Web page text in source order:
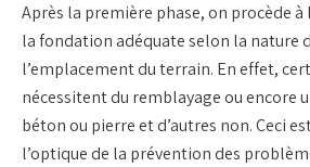
Après la première phase, on procède
la fondation adéquate selon la nature
l’emplacement du terrain. En effet,
nécessitent du remblayage ou encore
béton ou pierre et d’autres non. Ceci
l’optique de la prévention des